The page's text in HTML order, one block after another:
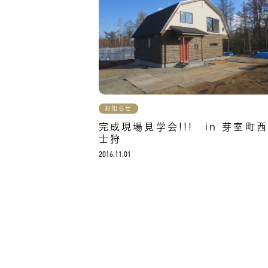
お知らせ
完成現場見学会!!! in 芽室町西
士狩
2016.11.01